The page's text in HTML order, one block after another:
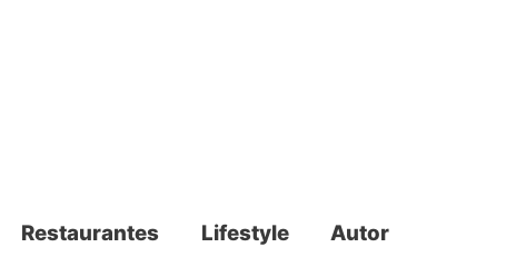
Restaurantes Lifestyle Autor